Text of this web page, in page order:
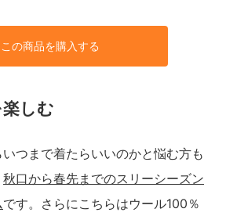
この商品を購入する
しむ
つまで着たらいいのかと悩む方も
秋口から春先までのスリーシーズン
です。さらにこちらはウール100％